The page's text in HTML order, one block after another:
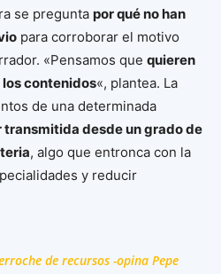
se pregunta por qué no han
para corroborar el motivo
«Pensamos que quieren
contenidos«, plantea. La
de una determinada
desde un grado de
, algo que entronca con la
y reducir
de recursos -opina Pepe